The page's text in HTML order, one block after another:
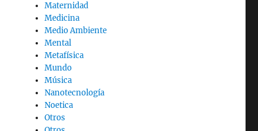
Maternidad
Medicina
Medio Ambiente
Mental
Metafísica
Mundo
Música
Nanotecnología
Noetica
Otros